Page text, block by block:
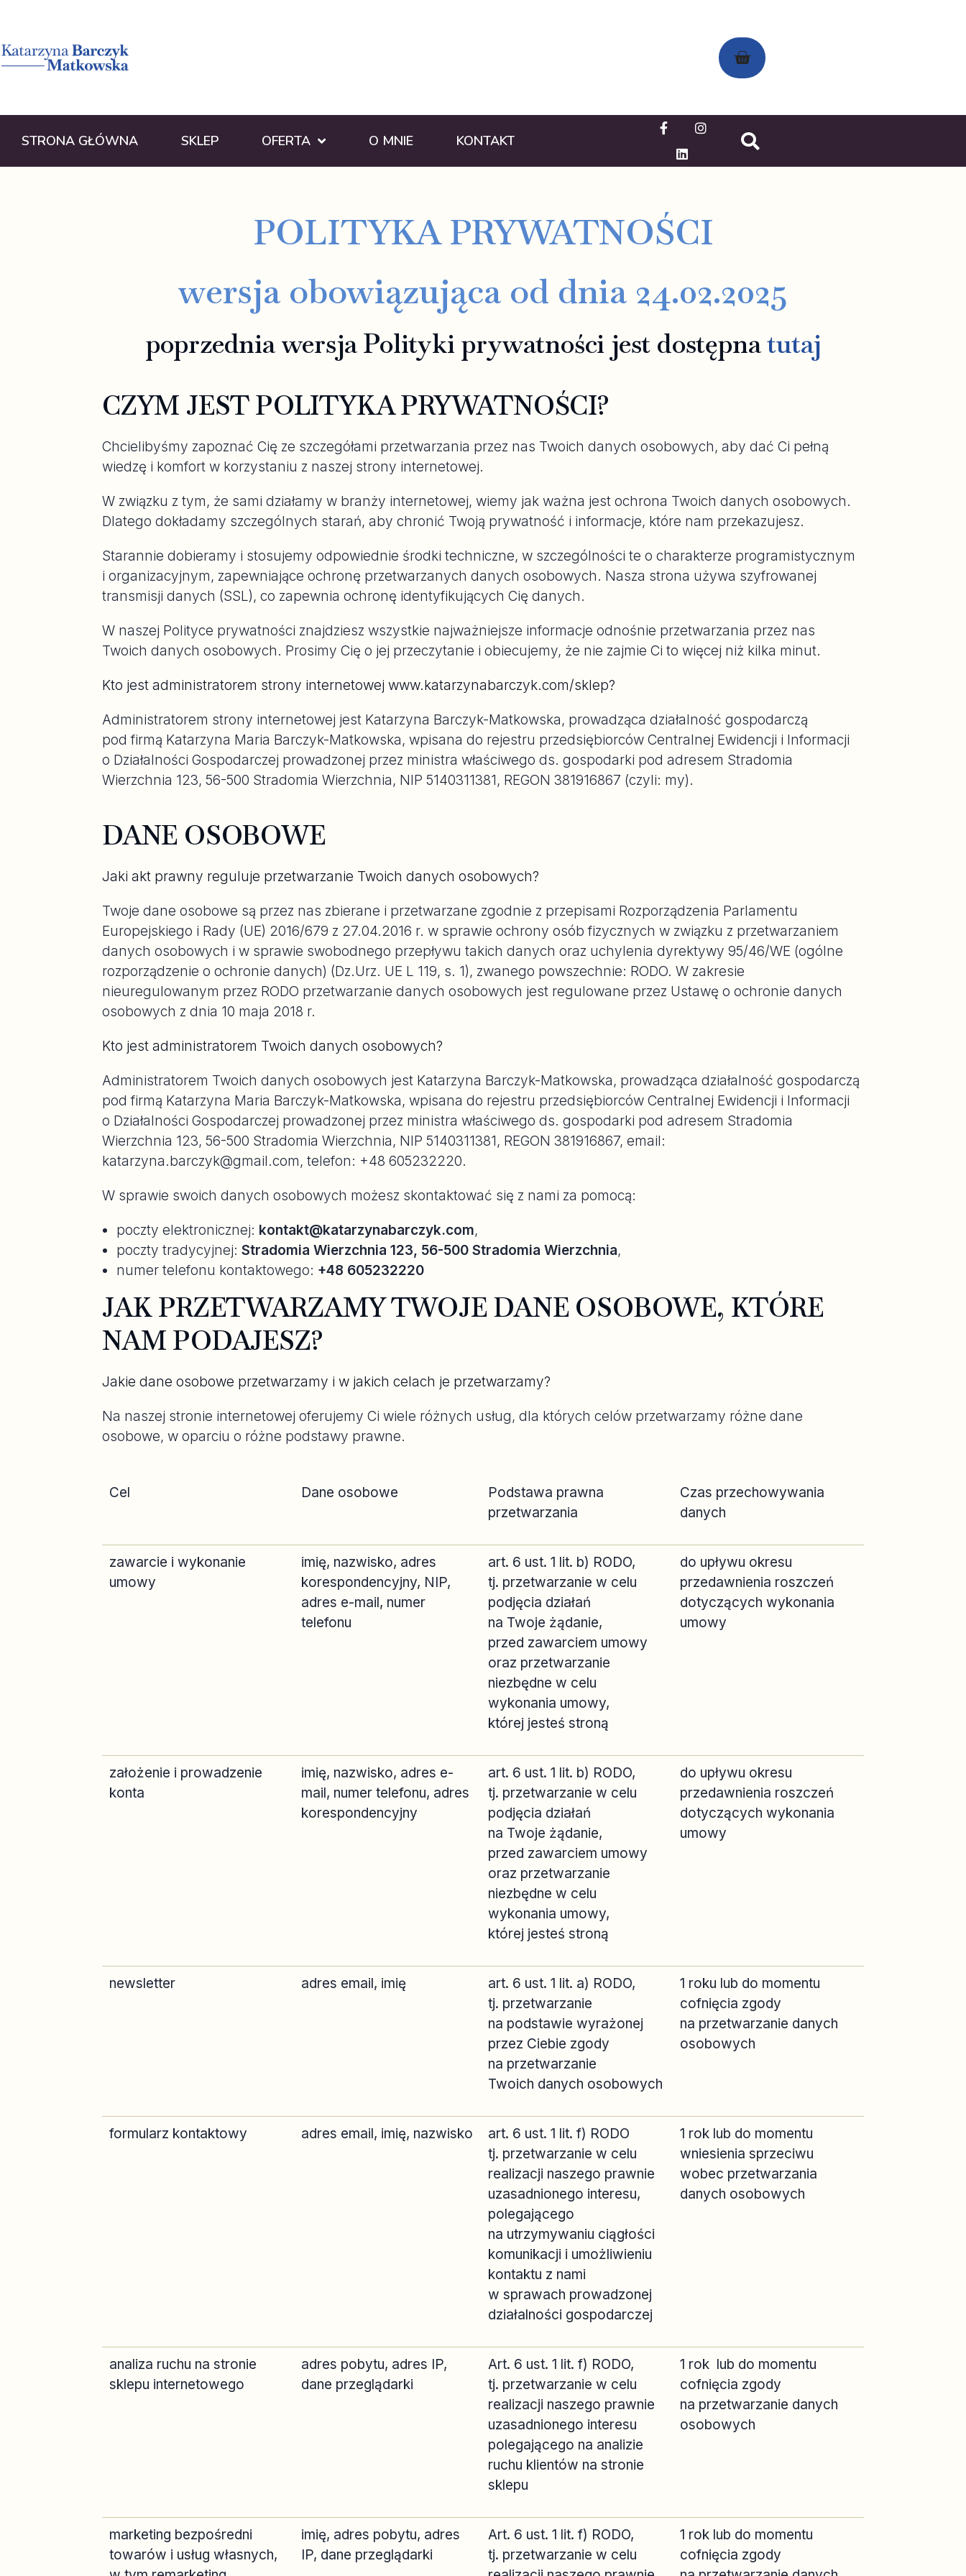
STRONA GŁÓWNA SKLEP OFERTA O MNIE KONTAKT
POLITYKA PRYWATNOŚCI
wersja obowiązująca od dnia 24.02.2025
poprzednia wersja Polityki prywatności jest dostępnatutaj
CZYM JEST POLITYKA PRYWATNOŚCI?
Chcielibyśmy zapoznać Cię ze szczegółami przetwarzania przez nas Twoich danych osobowych, aby dać Ci pełną
wiedzę i komfort w korzystaniu z naszej strony internetowej.
W związku z tym, że sami działamy w branży internetowej, wiemy jak ważna jest ochrona Twoich danych osobowych.
Dlatego dokładamy szczególnych starań, aby chronić Twoją prywatność i informacje, które nam przekazujesz.
Starannie dobieramy i stosujemy odpowiednie środki techniczne, w szczególności te o charakterze programistycznym
i organizacyjnym, zapewniające ochronę przetwarzanych danych osobowych. Nasza strona używa szyfrowanej
transmisji danych (SSL), co zapewnia ochronę identyfikujących Cię danych.
W naszej Polityce prywatności znajdziesz wszystkie najważniejsze informacje odnośnie przetwarzania przez nas
Twoich danych osobowych. Prosimy Cię o jej przeczytanie i obiecujemy, że nie zajmie Ci to więcej niż kilka minut.
Kto jest administratorem strony internetowej www.katarzynabarczyk.com/sklep?
Administratorem strony internetowej jest Katarzyna Barczyk-Matkowska, prowadząca działalność gospodarczą
pod firmą Katarzyna Maria Barczyk-Matkowska, wpisana do rejestru przedsiębiorców Centralnej Ewidencji i Informacji
o Działalności Gospodarczej prowadzonej przez ministra właściwego ds. gospodarki pod adresem Stradomia
Wierzchnia 123, 56-500 Stradomia Wierzchnia, NIP 5140311381, REGON 381916867 (czyli: my).
DANE OSOBOWE
Jaki akt prawny reguluje przetwarzanie Twoich danych osobowych?
Twoje dane osobowe są przez nas zbierane i przetwarzane zgodnie z przepisami Rozporządzenia Parlamentu
Europejskiego i Rady (UE) 2016/679 z 27.04.2016 r. w sprawie ochrony osób fizycznych w związku z przetwarzaniem
danych osobowych i w sprawie swobodnego przepływu takich danych oraz uchylenia dyrektywy 95/46/WE (ogólne
rozporządzenie o ochronie danych) (Dz.Urz. UE L 119, s. 1), zwanego powszechnie: RODO. W zakresie
nieuregulowanym przez RODO przetwarzanie danych osobowych jest regulowane przez Ustawę o ochronie danych
osobowych z dnia 10 maja 2018 r.
Kto jest administratorem Twoich danych osobowych?
Administratorem Twoich danych osobowych jest Katarzyna Barczyk-Matkowska, prowadząca działalność gospodarczą
pod firmą Katarzyna Maria Barczyk-Matkowska, wpisana do rejestru przedsiębiorców Centralnej Ewidencji i Informacji
o Działalności Gospodarczej prowadzonej przez ministra właściwego ds. gospodarki pod adresem Stradomia
Wierzchnia 123, 56-500 Stradomia Wierzchnia, NIP 5140311381, REGON 381916867, email:
katarzyna.barczyk@gmail.com, telefon: +48 605232220.
W sprawie swoich danych osobowych możesz skontaktować się z nami za pomocą:
poczty elektronicznej: kontakt@katarzynabarczyk.com,
poczty tradycyjnej: Stradomia Wierzchnia 123, 56-500 Stradomia Wierzchnia,
numer telefonu kontaktowego: +48 605232220
JAK PRZETWARZAMY TWOJE DANE OSOBOWE, KTÓRE
NAM PODAJESZ?
Jakie dane osobowe przetwarzamy i w jakich celach je przetwarzamy?
Na naszej stronie internetowej oferujemy Ci wiele różnych usług, dla których celów przetwarzamy różne dane
osobowe, w oparciu o różne podstawy prawne.
Cel Dane osobowe
Podstawa prawna
przetwarzania
Czas przechowywania
danych
zawarcie i wykonanie
umowy
imię, nazwisko, adres
korespondencyjny, NIP,
adres e-mail, numer
telefonu
art. 6 ust. 1 lit. b) RODO,
tj. przetwarzanie w celu
podjęcia działań
na Twoje żądanie,
przed zawarciem umowy
oraz przetwarzanie
niezbędne w celu
wykonania umowy,
której jesteś stroną
do upływu okresu
przedawnienia roszczeń
dotyczących wykonania
umowy
założenie i prowadzenie
konta
imię, nazwisko, adres e-
mail, numer telefonu, adres
korespondencyjny
art. 6 ust. 1 lit. b) RODO,
tj. przetwarzanie w celu
podjęcia działań
na Twoje żądanie,
przed zawarciem umowy
oraz przetwarzanie
niezbędne w celu
wykonania umowy,
której jesteś stroną
do upływu okresu
przedawnienia roszczeń
dotyczących wykonania
umowy
newsletter adres email, imię
art. 6 ust. 1 lit. a) RODO,
tj. przetwarzanie
na podstawie wyrażonej
przez Ciebie zgody
na przetwarzanie
Twoich danych osobowych
1 roku lub do momentu
cofnięcia zgody
na przetwarzanie danych
osobowych
formularz kontaktowy adres email, imię, nazwisko
art. 6 ust. 1 lit. f) RODO
tj. przetwarzanie w celu
realizacji naszego prawnie
uzasadnionego interesu,
polegającego
na utrzymywaniu ciągłości
komunikacji i umożliwieniu
kontaktu z nami
w sprawach prowadzonej
działalności gospodarczej
1 rok lub do momentu
wniesienia sprzeciwu
wobec przetwarzania
danych osobowych
analiza ruchu na stronie
sklepu internetowego
adres pobytu, adres IP,
dane przeglądarki
Art. 6 ust. 1 lit. f) RODO,
tj. przetwarzanie w celu
realizacji naszego prawnie
uzasadnionego interesu
polegającego na analizie
ruchu klientów na stronie
sklepu
1 rok lub do momentu
cofnięcia zgody
na przetwarzanie danych
osobowych
marketing bezpośredni
towarów i usług własnych,
imię, adres pobytu, adres
IP, dane przeglądarki
Art. 6 ust. 1 lit. f) RODO,
tj. przetwarzanie w celu
1 rok lub do momentu
cofnięcia zgody